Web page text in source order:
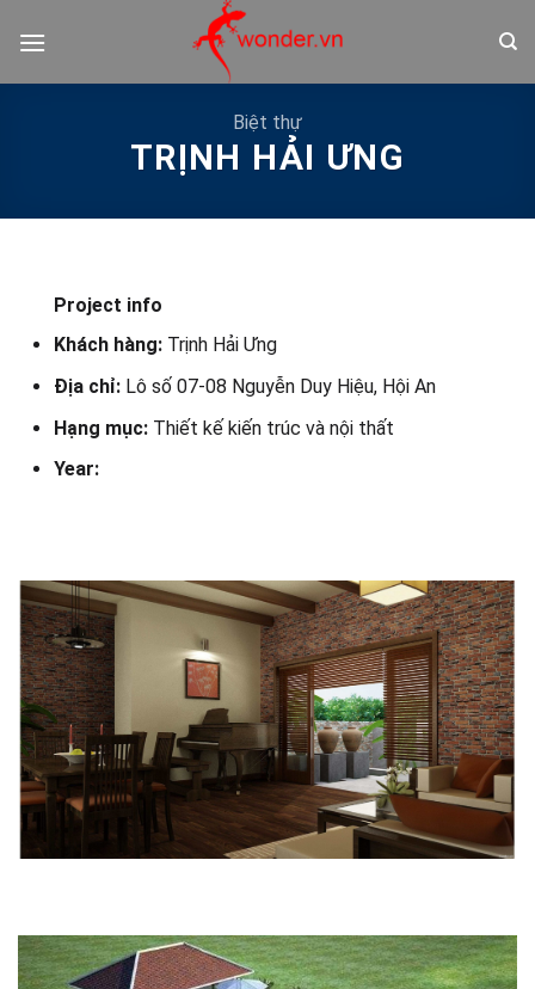
qua
Biệt thự
TRỊNH HẢI ƯNG
Project info
Khách hàng: Trịnh Hải Ưng
Địa chỉ: Lô số 07-08 Nguyễn Duy Hiệu, Hội An
Hạng mục: Thiết kế kiến trúc và nội thất
Year: